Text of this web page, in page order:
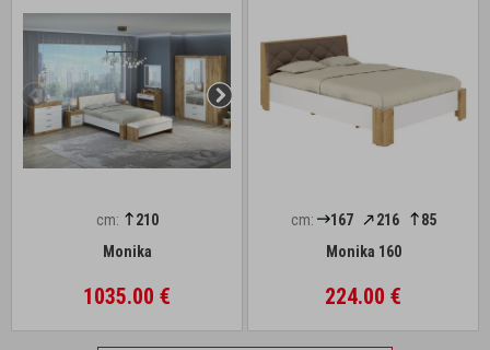
cm:
210
Monika
1035.00 €
cm: 167 216
85
Monika 160
224.00 €